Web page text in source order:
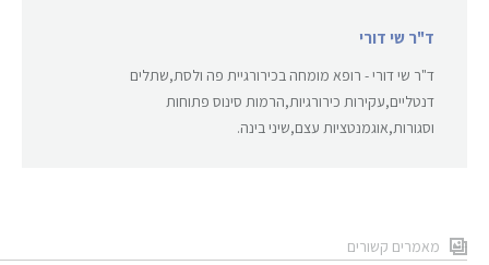
ד"ר שי דורי
ד"ר שי דורי - רופא מומחה בכירורגיית פה ולסת,שתלים
דנטליים,עקירות כירורגיות,הרמות סינוס פתוחות
וסגורות,אוגמנטציות עצם,שיני בינה.
מאמרים קשורים